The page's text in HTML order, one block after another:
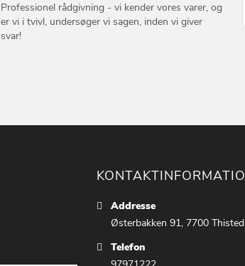
Professionel rådgivning - vi kender vores varer, og
er vi i tvivl, undersøger vi sagen, inden vi giver
svar!
Addresse
Østerbakken 91, 7700 Thisted
Telefon